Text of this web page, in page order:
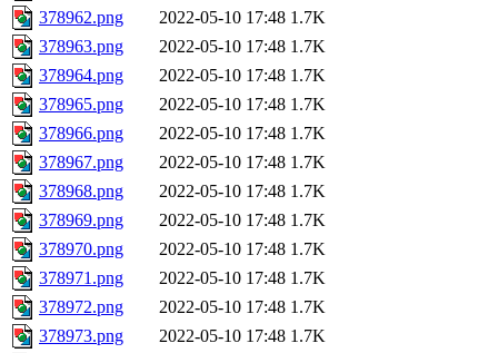
378962.png
2022-05-10 17:48 1.7K
378963.png
2022-05-10 17:48 1.7K
378964.png
2022-05-10 17:48 1.7K
378965.png
2022-05-10 17:48 1.7K
378966.png
2022-05-10 17:48 1.7K
378967.png
2022-05-10 17:48 1.7K
378968.png
2022-05-10 17:48 1.7K
378969.png
2022-05-10 17:48 1.7K
378970.png
2022-05-10 17:48 1.7K
378971.png
2022-05-10 17:48 1.7K
378972.png
2022-05-10 17:48 1.7K
378973.png
2022-05-10 17:48 1.7K